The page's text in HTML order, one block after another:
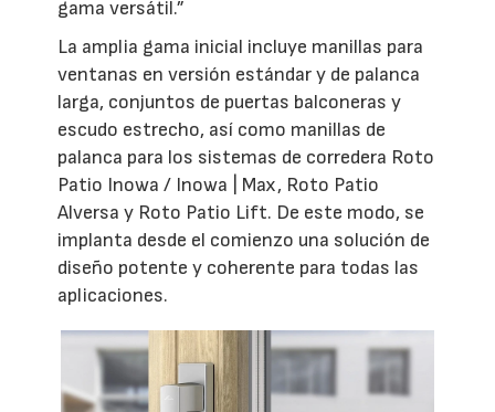
gama versátil.”
La amplia gama inicial incluye manillas para
ventanas en versión estándar y de palanca
larga, conjuntos de puertas balconeras y
escudo estrecho, así como manillas de
palanca para los sistemas de corredera Roto
Patio Inowa / Inowa | Max, Roto Patio
Alversa y Roto Patio Lift. De este modo, se
implanta desde el comienzo una solución de
diseño potente y coherente para todas las
aplicaciones.